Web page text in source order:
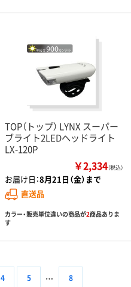
TOP（トップ） LYNX スーパー
ブライト2LEDヘッドライト
LX-120P
￥2,334（税込）
お届け日：8月21日（金）まで
直送品
カラー・販売単位違いの商品が2商品ありま
す
4 5 8